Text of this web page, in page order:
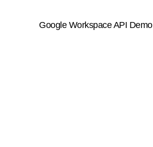
Google Workspace API Demo